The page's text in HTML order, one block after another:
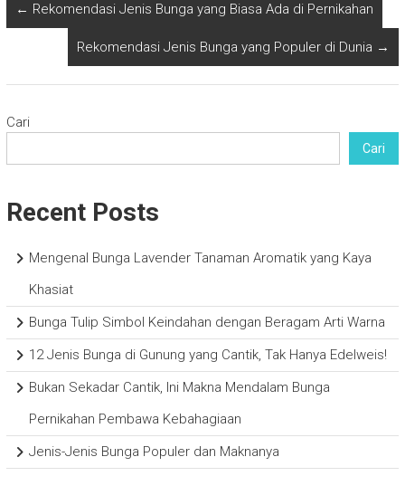
← Rekomendasi Jenis Bunga yang Biasa Ada di Pernikahan
Rekomendasi Jenis Bunga yang Populer di Dunia →
Cari
Cari
Recent Posts
Mengenal Bunga Lavender Tanaman Aromatik yang Kaya
Khasiat
Bunga Tulip Simbol Keindahan dengan Beragam Arti Warna
12 Jenis Bunga di Gunung yang Cantik, Tak Hanya Edelweis!
Bukan Sekadar Cantik, Ini Makna Mendalam Bunga
Pernikahan Pembawa Kebahagiaan
Jenis-Jenis Bunga Populer dan Maknanya